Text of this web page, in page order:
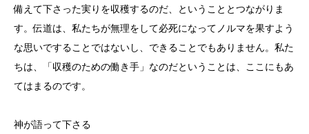
備えて下さった実りを収穫するのだ、ということとつながりま
す。伝道は、私たちが無理をして必死になってノルマを果すよう
な思いですることではないし、できることでもありません。私た
ちは、「収穫のための働き手」なのだということは、ここにもあ
てはまるのです。
神が語って下さる